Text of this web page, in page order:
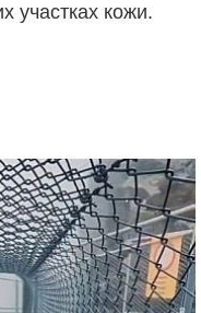
участках кожи.